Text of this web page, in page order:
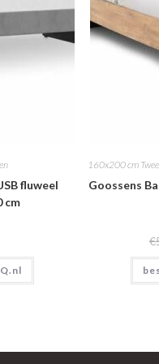
fluweel
cm
160x200 cm
Goossens
€